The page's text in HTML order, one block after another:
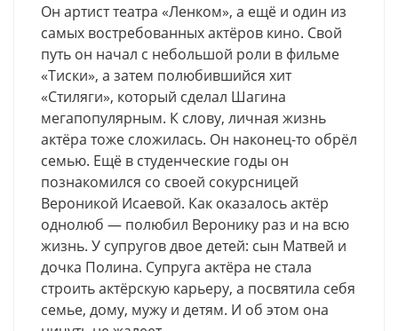
Он артист театра «Ленком», а ещё и один из
самых востребованных актёров кино. Свой
путь он начал с небольшой роли в фильме
«Тиски», а затем полюбившийся хит
«Стиляги», который сделал Шагина
мегапопулярным. К слову, личная жизнь
актёра тоже сложилась. Он наконец-то обрёл
семью. Ещё в студенческие годы он
познакомился со своей сокурсницей
Вероникой Исаевой. Как оказалось актёр
однолюб — полюбил Веронику раз и на всю
жизнь. У супругов двое детей: сын Матвей и
дочка Полина. Супруга актёра не стала
строить актёрскую карьеру, а посвятила себя
семье, дому, мужу и детям. И об этом она